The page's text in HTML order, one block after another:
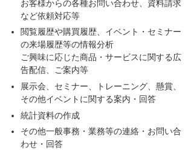
お客様からの各種お問い合わせ、資料請求
など依頼対応等
閲覧履歴や購買履歴、イベント・セミナー
の来場履歴等の情報分析
ご興味に応じた商品・サービスに関する広
告配信、ご案内等
展示会、セミナー、トレーニング、懸賞、
その他イベントに関する案内・回答
統計資料の作成
その他一般事務・業務等の連絡・お問い合
わせ・回答